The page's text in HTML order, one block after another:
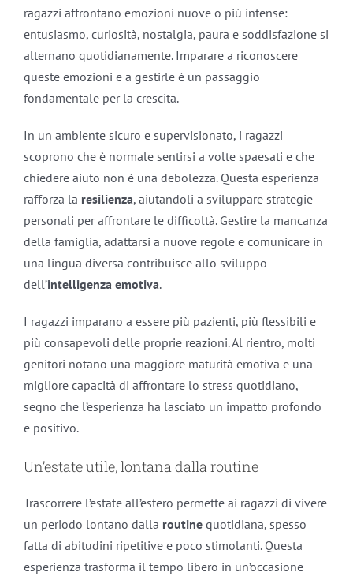
ragazzi affrontano emozioni nuove o più intense:
entusiasmo, curiosità, nostalgia, paura e soddisfazione si
alternano quotidianamente. Imparare a riconoscere
queste emozioni e a gestirle è un passaggio
fondamentale per la crescita.
In un ambiente sicuro e supervisionato, i ragazzi
scoprono che è normale sentirsi a volte spaesati e che
chiedere aiuto non è una debolezza. Questa esperienza
rafforza la resilienza, aiutandoli a sviluppare strategie
personali per affrontare le difficoltà. Gestire la mancanza
della famiglia, adattarsi a nuove regole e comunicare in
una lingua diversa contribuisce allo sviluppo
dell’intelligenza emotiva.
I ragazzi imparano a essere più pazienti, più flessibili e
più consapevoli delle proprie reazioni. Al rientro, molti
genitori notano una maggiore maturità emotiva e una
migliore capacità di affrontare lo stress quotidiano,
segno che l’esperienza ha lasciato un impatto profondo
e positivo.
Un’estate utile, lontana dalla routine
Trascorrere l’estate all’estero permette ai ragazzi di vivere
un periodo lontano dalla routinequotidiana, spesso
fatta di abitudini ripetitive e poco stimolanti. Questa
esperienza trasforma il tempo libero in un’occasione